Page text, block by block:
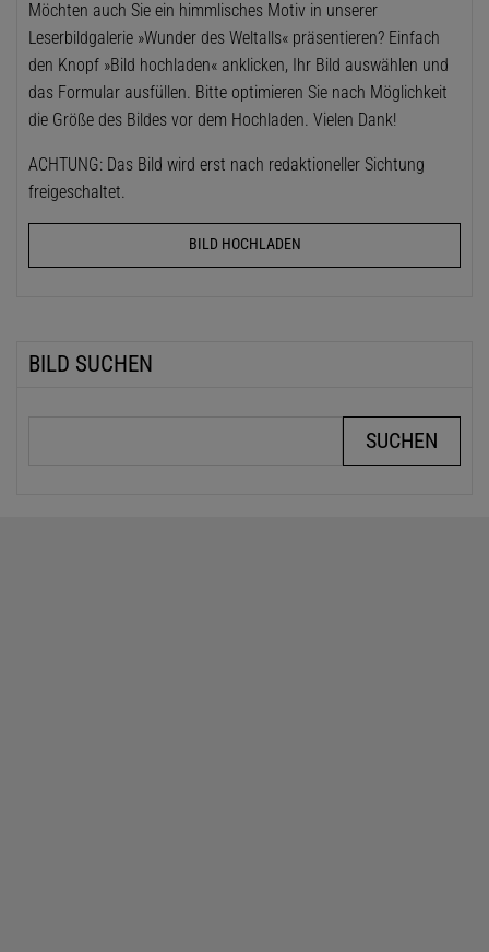
Möchten auch Sie ein himmlisches Motiv in unserer
Leserbildgalerie »Wunder des Weltalls« präsentieren? Einfach
den Knopf »Bild hochladen« anklicken, Ihr Bild auswählen und
das Formular ausfüllen. Bitte optimieren Sie nach Möglichkeit
die Größe des Bildes vor dem Hochladen. Vielen Dank!
ACHTUNG: Das Bild wird erst nach redaktioneller Sichtung
freigeschaltet.
BILD HOCHLADEN
BILD SUCHEN